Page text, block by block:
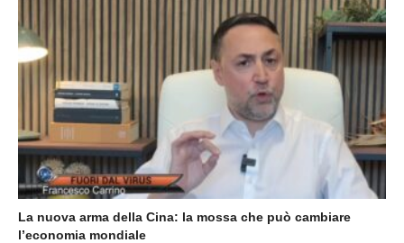
La nuova arma della Cina: la mossa che può cambiare
l’economia mondiale